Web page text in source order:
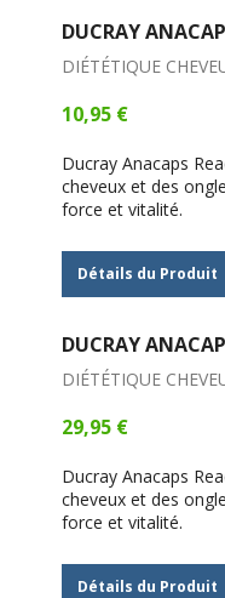
DUCRAY
DIÉTÉTIQUE
10,95 €
Ducray Anacaps
cheveux et des
force et vitalité.
Détails du Produit
DUCRAY
DIÉTÉTIQUE
29,95 €
Ducray Anacaps
cheveux et des
force et vitalité.
Détails du Produit